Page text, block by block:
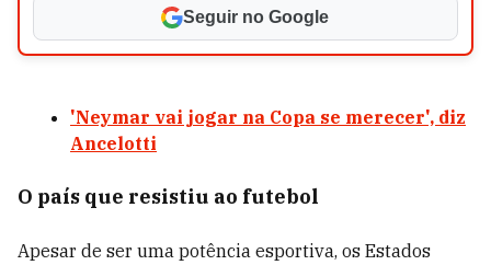
Seguir no Google
'Neymar vai jogar na Copa se merecer', diz
Ancelotti
O país que resistiu ao futebol
Apesar de ser uma potência esportiva, os Estados